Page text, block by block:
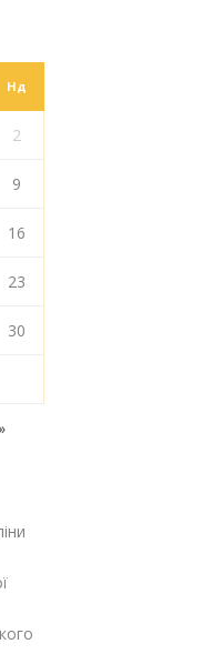
Нд
2
9
16
23
30